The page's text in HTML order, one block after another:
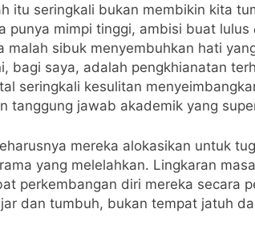
itu seringkali bukan membikin kita
punya mimpi tinggi, ambisi buat lulus
malah sibuk menyembuhkan hati
bagi saya, adalah pengkhianatan
seringkali kesulitan
tanggung jawab akademik yang
mereka alokasikan untuk
yang melelahkan. Lingkaran
perkembangan diri mereka secara
dan tumbuh, bukan tempat jatuh